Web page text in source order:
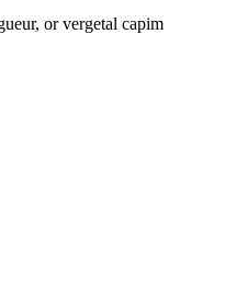
or vergetal capim